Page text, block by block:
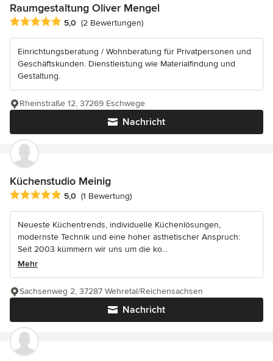
Raumgestaltung Oliver Mengel
Durchschnittliche Bewertung: 5 von 5 Sternen
5,0 (2 Bewertungen)
Einrichtungsberatung / Wohnberatung für Privatpersonen und
Geschäftskunden. Dienstleistung wie Materialfindung und
Gestaltung.
Nachricht
Rheinstraße 12, 37269 Eschwege
Küchenstudio Meinig
Durchschnittliche Bewertung: 5 von 5 Sternen
5,0 (1 Bewertung)
Neueste Küchentrends, individuelle Küchenlösungen,
modernste Technik und eine hoher ästhetischer Anspruch:
Seit 2003 kümmern wir uns um die ko...
Mehr
Nachricht
Sachsenweg 2, 37287 Wehretal/Reichensachsen